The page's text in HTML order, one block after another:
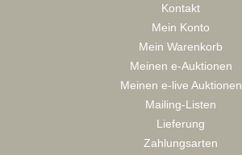
Kontakt
Mein Konto
Mein Warenkorb
Meinen e-Auktionen
Meinen e-live Auktionen
Mailing-Listen
Lieferung
Zahlungsarten